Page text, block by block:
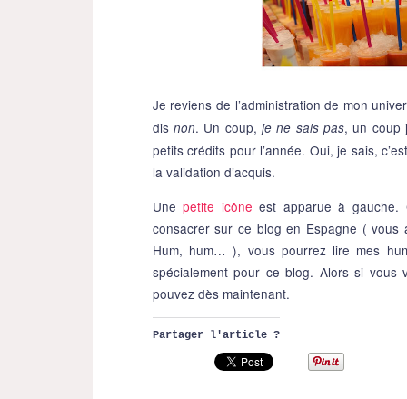
Je reviens de l’administration de mon
disnon. Un coup,je ne sais pas, un coup j
petits crédits pour l’année. Oui, je sais,
la validation d’acquis.
Unepetite icône est apparue à gauche.
consacrer sur ce blog en Espagne ( vous
Hum, hum… ), vous pourrez lire mes
spécialement pour ce blog. Alors si
pouvez dès maintenant.
Partager l'article ?